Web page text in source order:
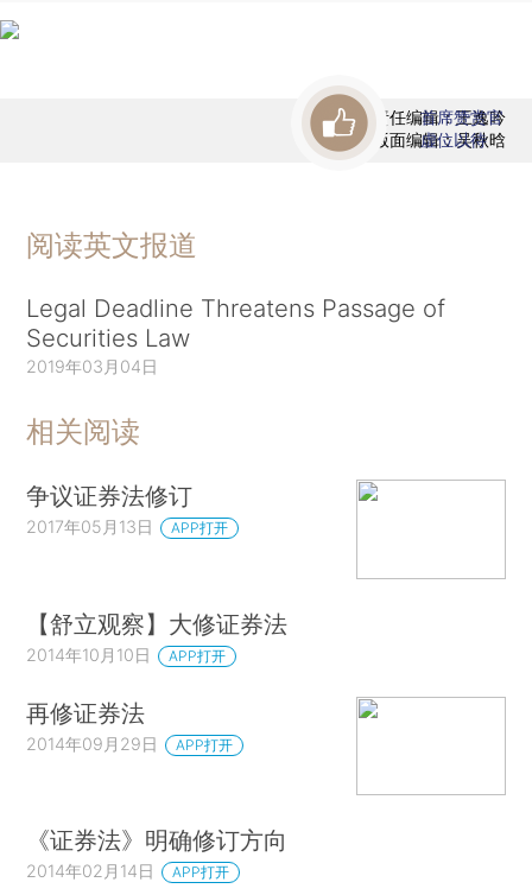
责任编辑：王逸吟
版面编辑：吴秋晗
首席赞赏官
虚位以待
阅读英文报道
Legal Deadline Threatens Passage of
Securities Law
2019年03月04日
相关阅读
争议证券法修订
2017年05月13日 APP打开
【舒立观察】大修证券法
2014年10月10日 APP打开
再修证券法
2014年09月29日 APP打开
《证券法》明确修订方向
2014年02月14日 APP打开